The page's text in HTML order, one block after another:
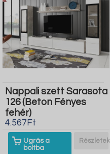
Nappali szett Sarasota
126 (Beton Fényes
fehér)
4.567Ft
Ugrás a
boltba
Részletek